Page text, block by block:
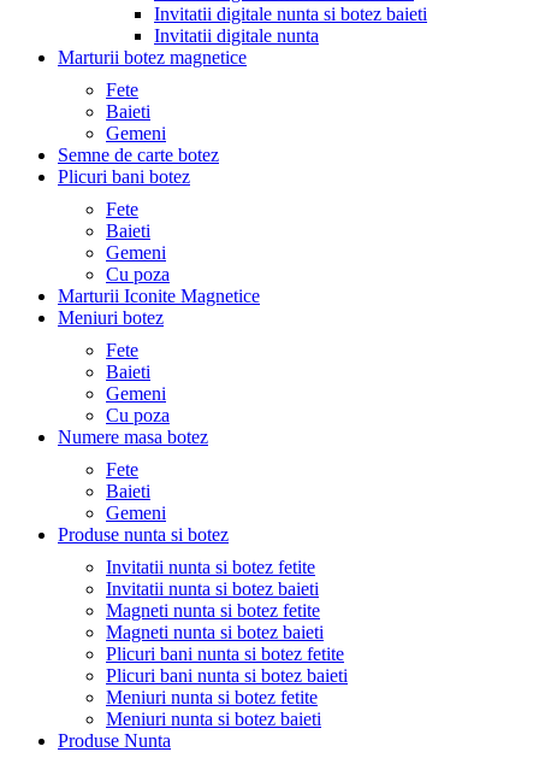
Invitatii digitale nunta si botez baieti
Invitatii digitale nunta
Marturii botez magnetice
Fete
Baieti
Gemeni
Semne de carte botez
Plicuri bani botez
Fete
Baieti
Gemeni
Cu poza
Marturii Iconite Magnetice
Meniuri botez
Fete
Baieti
Gemeni
Cu poza
Numere masa botez
Fete
Baieti
Gemeni
Produse nunta si botez
Invitatii nunta si botez fetite
Invitatii nunta si botez baieti
Magneti nunta si botez fetite
Magneti nunta si botez baieti
Plicuri bani nunta si botez fetite
Plicuri bani nunta si botez baieti
Meniuri nunta si botez fetite
Meniuri nunta si botez baieti
Produse Nunta